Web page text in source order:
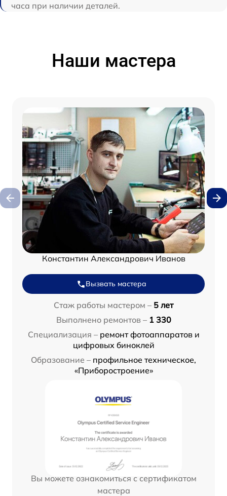
часа при наличии деталей.
Наши мастера
Константин Александрович Иванов
Вызвать мастера
Стаж работы мастером – 5 лет
Выполнено ремонтов – 1 330
Специализация – ремонт фотоаппаратов и
цифровых биноклей
Образование – профильное техническое,
«Приборостроение»
Вы можете ознакомиться с сертификатом
мастера